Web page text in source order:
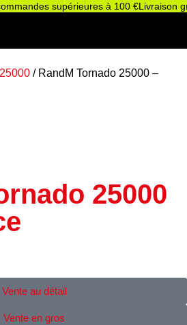
supérieures à 100 €Livraison
/ RandM Tornado 25000 –
25000
Vente au détail
Vente en gros